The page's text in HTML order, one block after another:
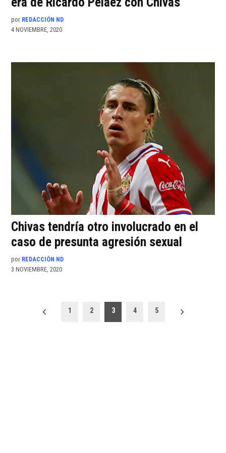
por REDACCIÓN ND
4 NOVIEMBRE, 2020
Chivas tendría otro involucrado en el
caso de presunta agresión sexual
por REDACCIÓN ND
3 NOVIEMBRE, 2020
Paginación
1 2 3 4 5